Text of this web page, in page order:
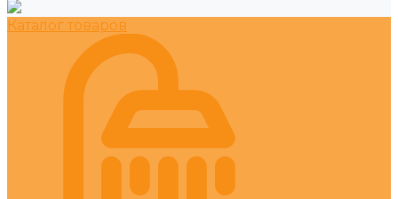
Каталог товаров